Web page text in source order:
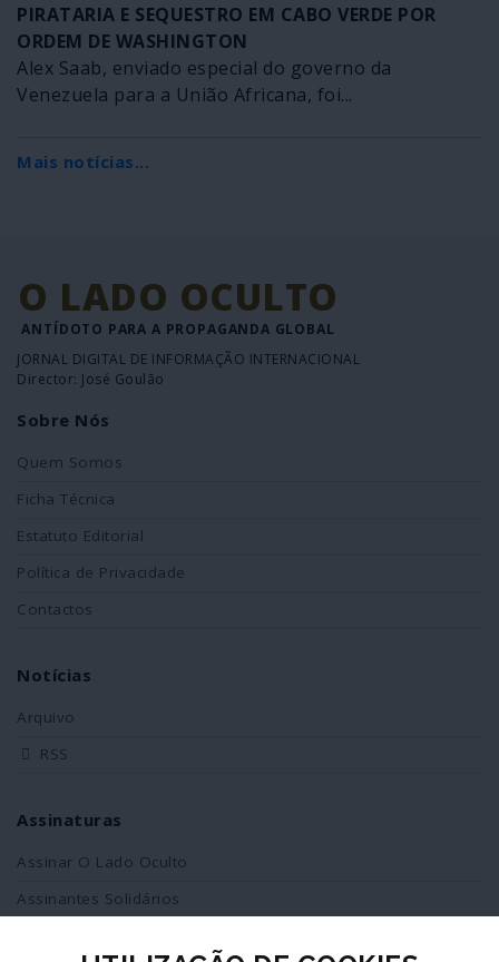
PIRATARIA E SEQUESTRO EM CABO VERDE POR
ORDEM DE WASHINGTON
Alex Saab, enviado especial do governo da
Venezuela para a União Africana, foi...
Mais notícias...
O LADO OCULTO
ANTÍDOTO PARA A PROPAGANDA GLOBAL
JORNAL DIGITAL DE INFORMAÇÃO INTERNACIONAL
Director: José Goulão
Sobre Nós
Quem Somos
Ficha Técnica
Estatuto Editorial
Política de Privacidade
Contactos
Notícias
Arquivo
RSS
Assinaturas
Assinar O Lado Oculto
Assinantes Solidários